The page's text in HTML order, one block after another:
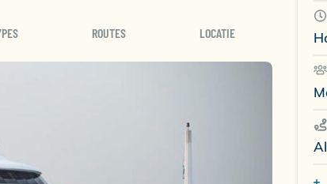
ROUTES LOCATIE